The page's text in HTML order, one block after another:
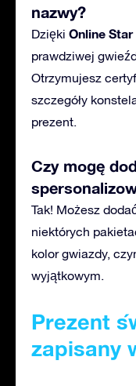
nazwy?
Dzięki Online
prawdziwej
Otrzymujesz
szczegóły
prezent.
Czy mogę
Tak! Możesz
niektórych
kolor gwiazdy,
wyjątkowym.
Prezent
zapisany